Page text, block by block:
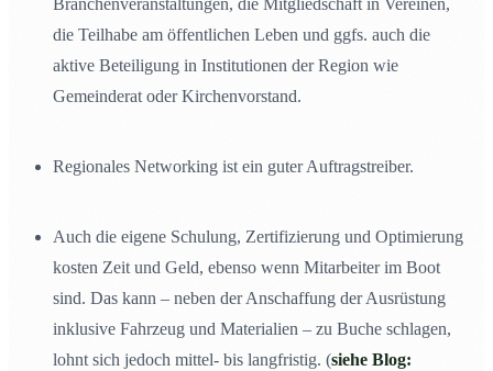
Branchenveranstaltungen, die Mitgliedschaft in Vereinen,
die Teilhabe am öffentlichen Leben und ggfs. auch die
aktive Beteiligung in Institutionen der Region wie
Gemeinderat oder Kirchenvorstand.
Regionales Networking ist ein guter Auftragstreiber.
Auch die eigene Schulung, Zertifizierung und Optimierung
kosten Zeit und Geld, ebenso wenn Mitarbeiter im Boot
sind. Das kann – neben der Anschaffung der Ausrüstung
inklusive Fahrzeug und Materialien – zu Buche schlagen,
lohnt sich jedoch mittel- bis langfristig. (siehe Blog: